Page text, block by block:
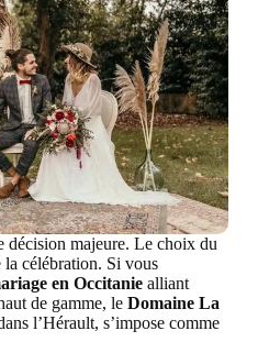
décision majeure. Le choix du
célébration. Si vous
en Occitaniealliant
de gamme, le Domaine La
l’Hérault, s’impose comme